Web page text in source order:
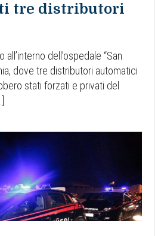
tre distributori
dell’ospedale “San
dove tre distributori automatici
stati forzati e privati del